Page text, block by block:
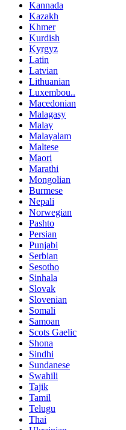
Kannada
Kazakh
Khmer
Kurdish
Kyrgyz
Latin
Latvian
Lithuanian
Luxembou..
Macedonian
Malagasy
Malay
Malayalam
Maltese
Maori
Marathi
Mongolian
Burmese
Nepali
Norwegian
Pashto
Persian
Punjabi
Serbian
Sesotho
Sinhala
Slovak
Slovenian
Somali
Samoan
Scots Gaelic
Shona
Sindhi
Sundanese
Swahili
Tajik
Tamil
Telugu
Thai